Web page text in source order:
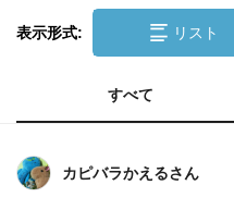
表示形式: リスト
すべて
カピバラかえるさん